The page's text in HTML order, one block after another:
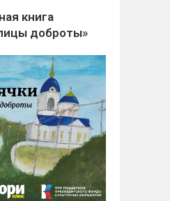
книга
доброты»